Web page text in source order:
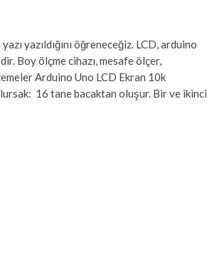
yazıldığını öğreneceğiz. LCD, arduino
Boy ölçme cihazı, mesafe ölçer,
Arduino Uno LCD Ekran 10k
16 tane bacaktan oluşur. Bir ve ikinci